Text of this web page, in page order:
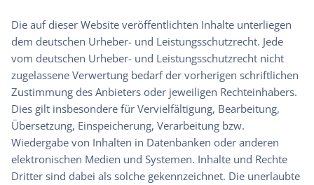
Die auf dieser Website veröffentlichten Inhalte unterliegen
dem deutschen Urheber- und Leistungsschutzrecht. Jede
vom deutschen Urheber- und Leistungsschutzrecht nicht
zugelassene Verwertung bedarf der vorherigen schriftlichen
Zustimmung des Anbieters oder jeweiligen Rechteinhabers.
Dies gilt insbesondere für Vervielfältigung, Bearbeitung,
Übersetzung, Einspeicherung, Verarbeitung bzw.
Wiedergabe von Inhalten in Datenbanken oder anderen
elektronischen Medien und Systemen. Inhalte und Rechte
Dritter sind dabei als solche gekennzeichnet. Die unerlaubte